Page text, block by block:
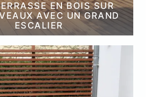
EN BOIS SUR
AVEC UN GRAND
ESCALIER